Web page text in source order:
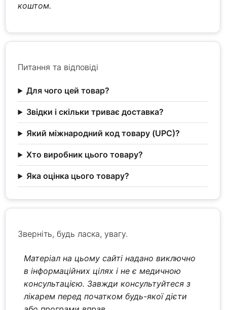
коштом.
Питання та відповіді
Для чого цей товар?
Звідки і скільки триває доставка?
Який міжнародний код товару (UPC)?
Хто виробник цього товару?
Яка оцінка цього товару?
Зверніть, будь ласка, увагу.
Матеріал на цьому сайті надано виключно
в інформаційних цілях і не є медичною
консультацією. Завжди консультуйтеся з
лікарем перед початком будь-якої дієти